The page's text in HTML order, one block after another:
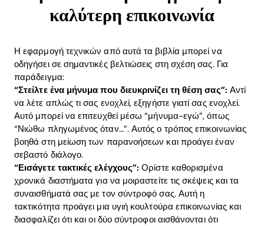
Home
Blog
Download
καλύτερη επικοινωνία
Η εφαρμογή τεχνικών από αυτά τα βιβλία μπορεί να
οδηγήσει σε σημαντικές βελτιώσεις στη σχέση σας. Για
παράδειγμα:
“Στείλτε ένα μήνυμα που διευκρινίζει τη θέση σας”: Αντί
να λέτε απλώς τι σας ενοχλεί, εξηγήστε γιατί σας ενοχλεί.
Αυτό μπορεί να επιτευχθεί μέσω “μήνυμα-εγώ”, όπως
“Νιώθω πληγωμένος όταν…”. Αυτός ο τρόπος επικοινωνίας
βοηθά στη μείωση των παρανοήσεων και προάγει έναν
σεβαστό διάλογο.
“Εισάγετε τακτικές ελέγχους”: Ορίστε καθορισμένα
χρονικά διαστήματα για να μοιραστείτε τις σκέψεις και τα
συναισθήματά σας με τον σύντροφό σας. Αυτή η
τακτικότητα προάγει μια υγιή κουλτούρα επικοινωνίας και
διασφαλίζει ότι και οι δύο σύντροφοι αισθάνονται ότι